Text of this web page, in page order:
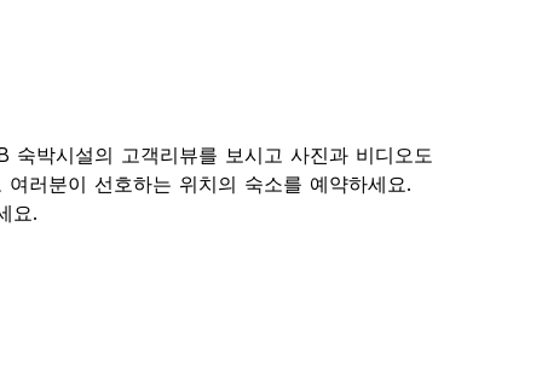
숙박시설의 고객리뷰를 보시고 사진과 비디오도
러분이 선호하는 위치의 숙소를 예약하세요.
요.